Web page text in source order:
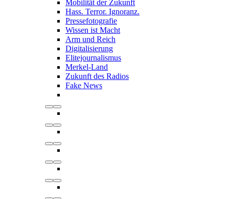
Mobilität der Zukunft
Hass. Terror. Ignoranz.
Pressefotografie
Wissen ist Macht
Arm und Reich
Digitalisierung
Elitejournalismus
Merkel-Land
Zukunft des Radios
Fake News